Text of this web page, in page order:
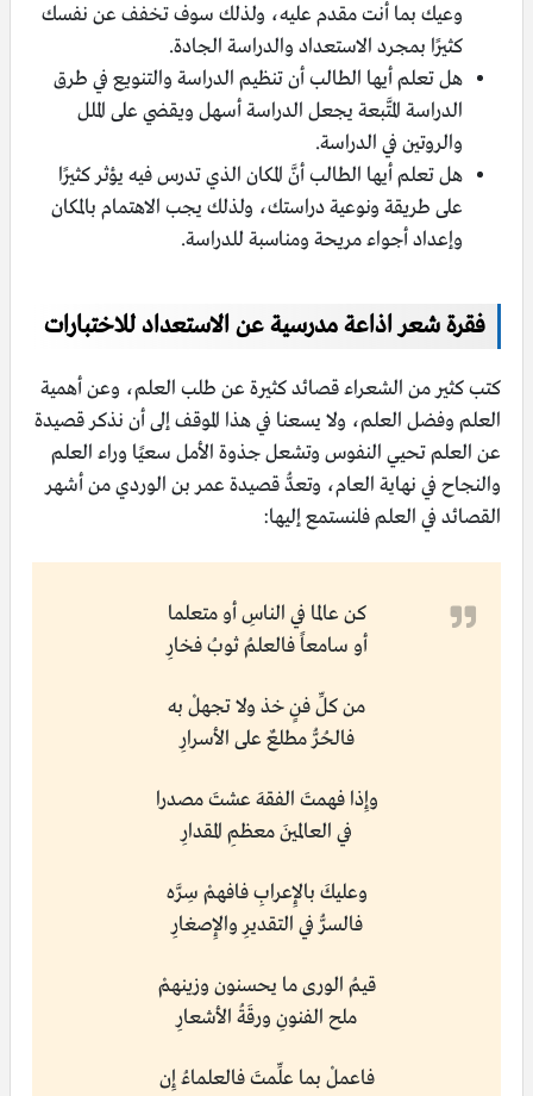
وعيك بما أنت مقدم عليه، ولذلك سوف تخفف عن نفسك
كثيرًا بمجرد الاستعداد والدراسة الجادة.
هل تعلم أيها الطالب أن تنظيم الدراسة والتنويع في طرق
الدراسة المتَّبعة يجعل الدراسة أسهل ويقضي على الملل
والروتين في الدراسة.
هل تعلم أيها الطالب أنَّ المكان الذي تدرس فيه يؤثر كثيرًا
على طريقة ونوعية دراستك، ولذلك يجب الاهتمام بالمكان
وإعداد أجواء مريحة ومناسبة للدراسة.
فقرة شعر اذاعة مدرسية عن الاستعداد للاختبارات
كتب كثير من الشعراء قصائد كثيرة عن طلب العلم، وعن أهمية
العلم وفضل العلم، ولا يسعنا في هذا الموقف إلى أن نذكر قصيدة
عن العلم تحيي النفوس وتشعل جذوة الأمل سعيًا وراء العلم
والنجاح في نهاية العام، وتعدُّ قصيدة عمر بن الوردي من أشهر
القصائد في العلم فلنستمع إليها:
كن عالما في الناسِ أو متعلما
أو سامعاً فالعلمُ ثوبُ فخارِ
من كلِّ فنٍ خذ ولا تجهلْ به
فالحُرُّ مطلعٌ على الأسرارِ
وإِذا فهمتَ الفقهَ عشتَ مصدرا
في العالمينَ معظمِ المقدارِ
وعليكَ بالإِعرابِ فافهمْ سِرَّه
فالسرُّ في التقديرِ والإِصغارِ
قيمُ الورى ما يحسنون وزينهمْ
ملح الفنونِ ورقَةُ الأشعارِ
فاعملْ بما علِّمتَ فالعلماءُ إِن